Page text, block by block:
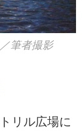
筆者撮影
リル広場に